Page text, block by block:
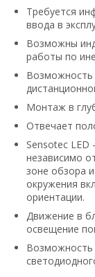
Требуется
ввода в
Возможны
работы по
Возможность
Монтаж в
Отвечает
Sensotec LED
независимо
зоне обзора
окружения
ориентации.
Движение в
освещение
Возможность